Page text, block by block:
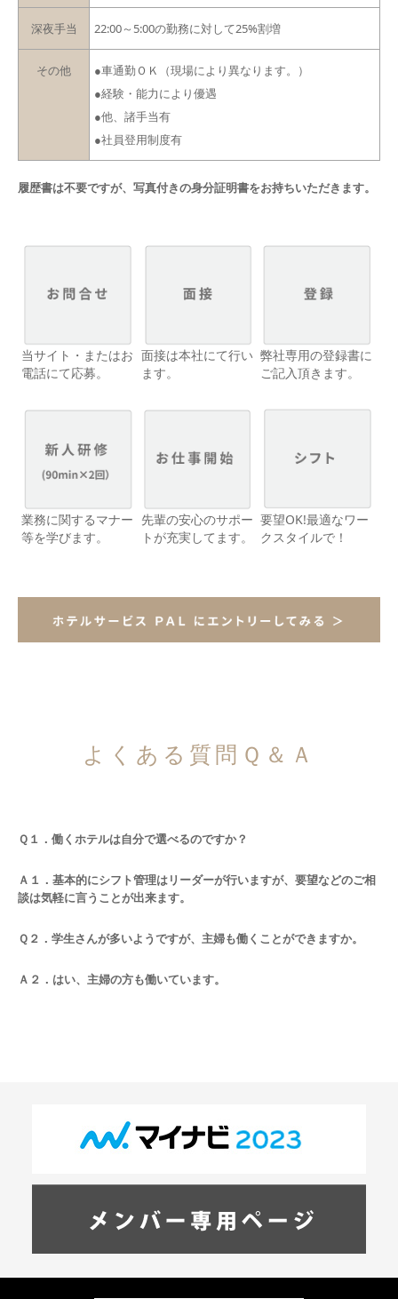
深夜手当 22:00～5:00の勤務に対して25%割増
その他
●車通勤ＯＫ（現場により異なります。）
●経験・能力により優遇
●他、諸手当有
●社員登用制度有
履歴書は不要ですが、写真付きの身分証明書をお持ちいただきます。
当サイト・またはお
電話にて応募。
面接は本社にて行い
ます。
弊社専用の登録書に
ご記入頂きます。
業務に関するマナー
等を学びます。
先輩の安心のサポー
トが充実してます。
要望OK!最適なワー
クスタイルで！
よくある質問Ｑ＆Ａ
Ｑ１．働くホテルは自分で選べるのですか？
Ａ１．基本的にシフト管理はリーダーが行いますが、要望などのご相
談は気軽に言うことが出来ます。
Ｑ２．学生さんが多いようですが、主婦も働くことができますか。
Ａ２．はい、主婦の方も働いています。